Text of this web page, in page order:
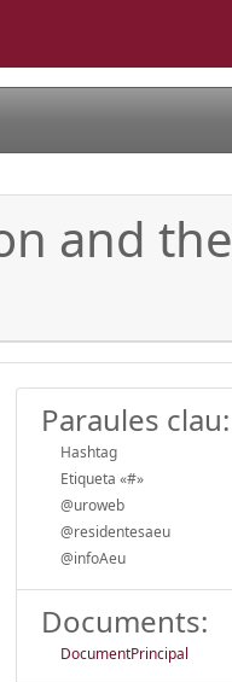
and the
Paraules clau:
Hashtag
Etiqueta «#»
@uroweb
@residentesaeu
@infoAeu
Documents:
DocumentPrincipal